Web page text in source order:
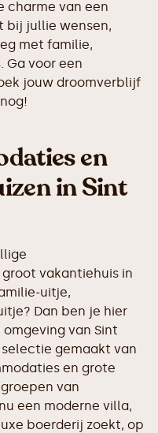
charme van een
bij jullie wensen,
met familie,
Ga voor een
jouw droomverblijf
en
in Sint
vakantiehuis in
uitje,
Dan ben je hier
van Sint
gemaakt van
en grote
van
een moderne villa,
boerderij zoekt, op